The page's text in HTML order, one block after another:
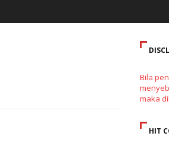
Bila
maka
HIT